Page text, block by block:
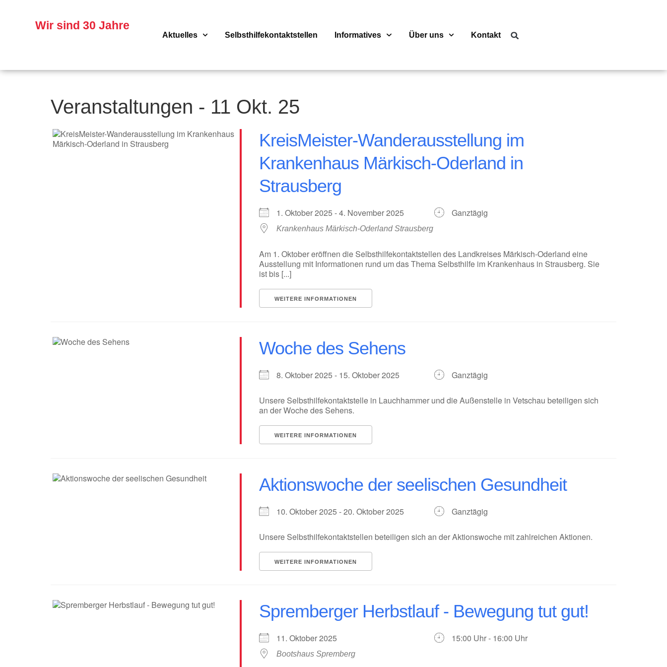
Wir sind 30 Jahre
Aktuelles Selbsthilfekontaktstellen Informatives Über uns Kontakt
Veranstaltungen - 11 Okt. 25
KreisMeister-Wanderausstellung im
Krankenhaus Märkisch-Oderland in
Strausberg
1. Oktober 2025 - 4. November 2025 Ganztägig
Krankenhaus Märkisch-Oderland Strausberg
Am 1. Oktober eröffnen die Selbsthilfekontaktstellen des Landkreises Märkisch-Oderland eine
Ausstellung mit Informationen rund um das Thema Selbsthilfe im Krankenhaus in Strausberg. Sie
ist bis [...]
WEITERE INFORMATIONEN
Woche des Sehens
8. Oktober 2025 - 15. Oktober 2025 Ganztägig
Unsere Selbsthilfekontaktstelle in Lauchhammer und die Außenstelle in Vetschau beteiligen sich
an der Woche des Sehens.
WEITERE INFORMATIONEN
Aktionswoche der seelischen Gesundheit
10. Oktober 2025 - 20. Oktober 2025 Ganztägig
Unsere Selbsthilfekontaktstellen beteiligen sich an der Aktionswoche mit zahlreichen Aktionen.
WEITERE INFORMATIONEN
Spremberger Herbstlauf - Bewegung tut gut!
11. Oktober 2025 15:00 Uhr - 16:00 Uhr
Bootshaus Spremberg